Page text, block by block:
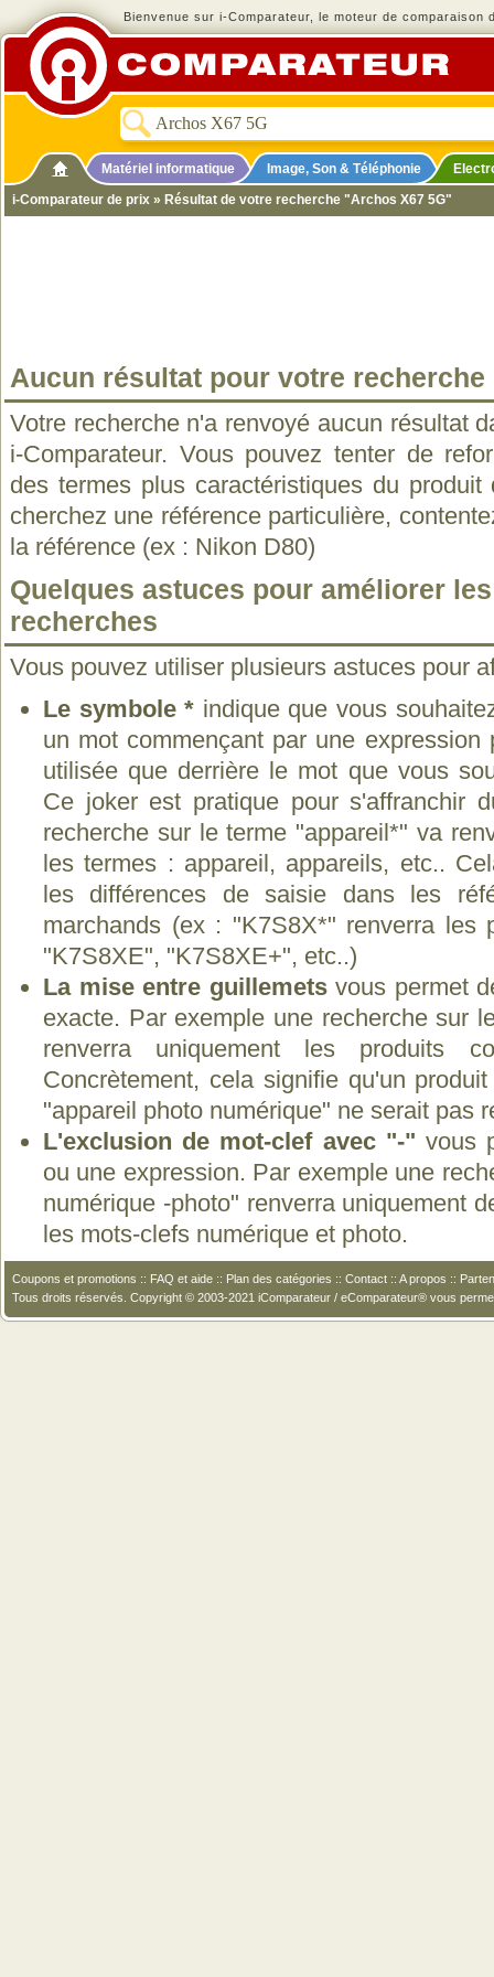
Bienvenue sur i-Comparateur, le moteur de comparaison
Matériel informatique Image, Son & Téléphonie
i-Comparateur de prix » Résultat de votre recherche "Archos X67 5G"
Aucun résultat pour votre recherche
Votre recherche n'a renvoyé aucun résultat
i-Comparateur. Vous pouvez tenter de
des termes plus caractéristiques du
cherchez une référence particulière,
la référence (ex : Nikon D80)
Quelques astuces pour améliorer
recherches
Vous pouvez utiliser plusieurs astuces pour
Le symbole * indique que vous
un mot commençant par une
utilisée que derrière le mot que vous
Ce joker est pratique pour s'affranchir
recherche sur le terme "appareil*" va
les termes : appareil, appareils, etc..
les différences de saisie dans les
marchands (ex : "K7S8X*" renverra les
"K7S8XE", "K7S8XE+", etc..)
La mise entre guillemetsvous permet
exacte. Par exemple une recherche sur
renverra uniquement les produits
Concrètement, cela signifie qu'un
"appareil photo numérique" ne serait pas
L'exclusion de mot-clef avec "-" vous
ou une expression. Par exemple une
numérique -photo" renverra uniquement
les mots-clefs numérique et photo.
Coupons et promotions :: FAQ et aide :: Plan des catégories :: Contact :: A propos ::
Tous droits réservés. Copyright © 2003-2021 iComparateur / eComparateur® vous